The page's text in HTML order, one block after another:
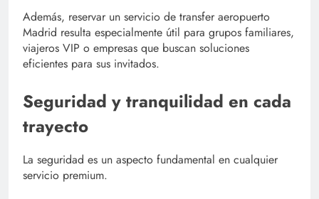
Además, reservar un servicio de transfer aeropuerto
Madrid resulta especialmente útil para grupos familiares,
viajeros VIP o empresas que buscan soluciones
eficientes para sus invitados.
Seguridad y tranquilidad en cada
trayecto
La seguridad es un aspecto fundamental en cualquier
servicio premium.